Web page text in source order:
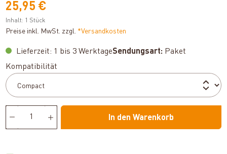
25,95 €
Inhalt: 1 Stück
Preise inkl. MwSt. zzgl. *Versandkosten
Lieferzeit: 1 bis 3 WerktageSendungsart: Paket
Kompatibilität
In den Warenkorb